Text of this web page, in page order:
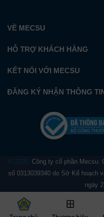
VỀ MECSU
HỖ TRỢ KHÁCH HÀNG
KẾT NỐI VỚI MECSU
ĐĂNG KÝ NHẬN THÔNG
© 2026.
Công ty cổ phần Mecsu.
số 0313039340 do Sở Kế hoạch
ngày